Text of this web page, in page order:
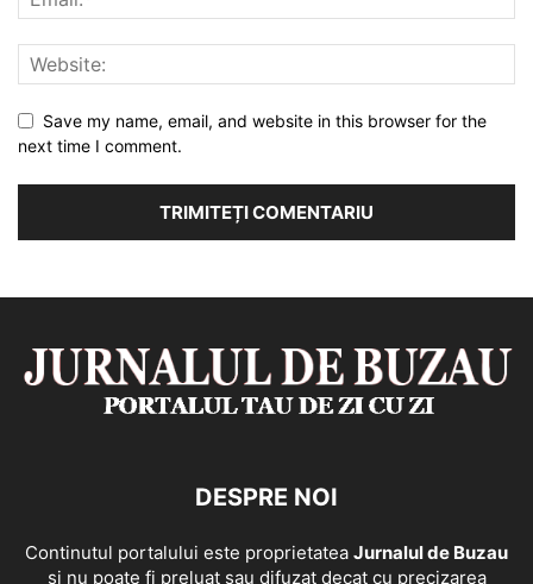
Save my name, email, and website in this browser for the
next time I comment.
DESPRE NOI
Continutul portalului este proprietatea Jurnalul de Buzau
si nu poate fi preluat sau difuzat decat cu precizarea